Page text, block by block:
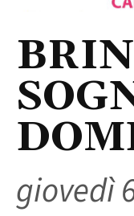
giovedì